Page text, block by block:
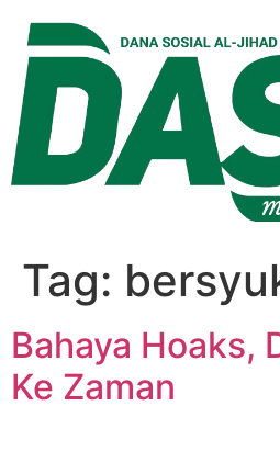
konten
Tag:
Bahaya Hoaks,
Ke Zaman